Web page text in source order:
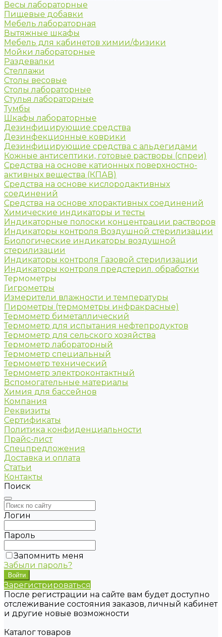
Весы лабораторные
Пищевые добавки
Мебель лабораторная
Вытяжные шкафы
Мебель для кабинетов химии/физики
Мойки лабораторные
Раздевалки
Стеллажи
Столы весовые
Столы лабораторные
Стулья лабораторные
Тумбы
Шкафы лабораторные
Дезинфицирующие средства
Дезинфекционные коврики
Дезинфицирующие средства с альдегидами
Кожные антисептики, готовые растворы (спреи)
Средства на основе катионных поверхностно-
активных вещества (КПАВ)
Средства на основе кислородактивных
соединений
Средства на основе хлорактивных соединений
Химические индикаторы и тесты
Индикаторные полоски концентрации растворов
Индикаторы контроля Воздушной стерилизации
Биологические индикаторы воздушной
стерилизации
Индикаторы контроля Газовой стерилизации
Индикаторы контроля предстерил. обработки
Термометры
Гигрометры
Измерители влажности и температуры
Пирометры (термометры инфракрасные)
Термометр биметаллический
Термометр для испытания нефтепродуктов
Термометр для сельского хозяйства
Термометр лабораторный
Термометр специальный
Термометр технический
Термометр электроконтактный
Вспомогательные материалы
Химия для бассейнов
Компания
Реквизиты
Сертификаты
Политика конфиденциальности
Прайс-лист
Спецпредложения
Доставка и оплата
Статьи
Контакты
Поиск
Логин
Пароль
Запомнить меня
Забыли пароль?
Зарегистрироваться
После регистрации на сайте вам будет доступно
отслеживание состояния заказов, личный кабинет
и другие новые возможности
Каталог товаров